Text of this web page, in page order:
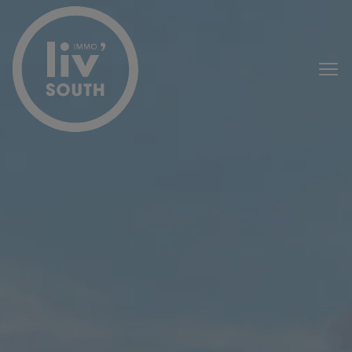
Passer le menu et aller au contenu